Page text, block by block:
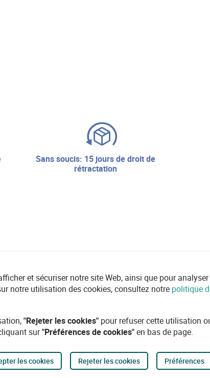
sans soucis: 15 jours de droit de
rétractation
et sécuriser notre site Web, ainsi que pour
notre utilisation des cookies, consultez notre politique
"Rejeter les cookies" pour refuser cette utilisation
sur"Préférences de cookies"en bas de page.
les cookies Rejeter les cookies Préférences